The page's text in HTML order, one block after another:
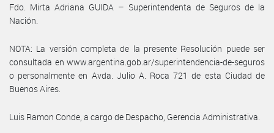
Fdo. Mirta Adriana GUIDA – Superintendenta de Seguros de la
Nación.
NOTA: La versión completa de la presente Resolución puede ser
consultada en www.argentina.gob.ar/superintendencia-de-seguros
o personalmente en Avda. Julio A. Roca 721 de esta Ciudad de
Buenos Aires.
Luis Ramon Conde, a cargo de Despacho, Gerencia Administrativa.